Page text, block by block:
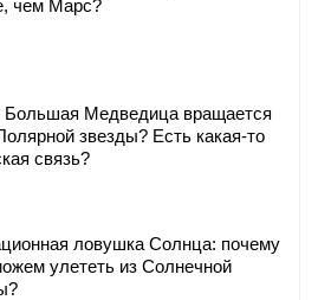
чем Марс?
Большая Медведица вращается
звезды? Есть какая-то
связь?
ловушка Солнца: почему
улететь из Солнечной